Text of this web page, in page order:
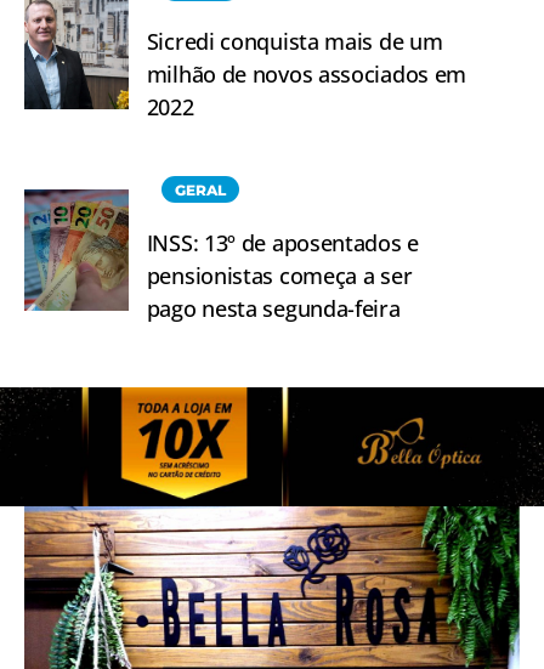
Sicredi conquista mais de um
milhão de novos associados em
2022
GERAL
INSS: 13º de aposentados e
pensionistas começa a ser
pago nesta segunda-feira